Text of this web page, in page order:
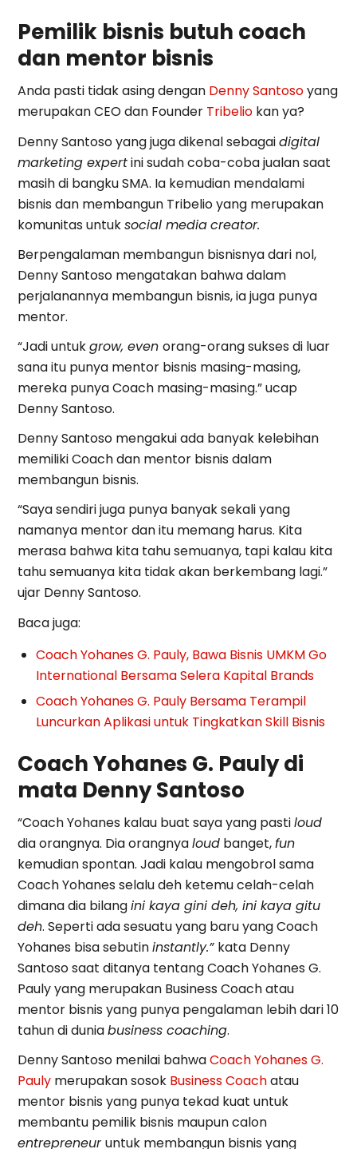
Pemilik bisnis butuh coach
dan mentor bisnis
Anda pasti tidak asing dengan Denny Santosoyang
merupakan CEO dan Founder Tribelio kan ya?
Denny Santoso yang juga dikenal sebagaidigital
marketing expertini sudah coba-coba jualan saat
masih di bangku SMA. Ia kemudian mendalami
bisnis dan membangun Tribelio yang merupakan
komunitas untuksocial mediacreator.
Berpengalaman membangun bisnisnya dari nol,
Denny Santoso mengatakan bahwa dalam
perjalanannya membangun bisnis, ia juga punya
mentor.
“Jadi untukgrow, evenorang-orang sukses di luar
sana itu punya mentor bisnis masing-masing,
mereka punya Coach masing-masing.” ucap
Denny Santoso.
Denny Santoso mengakui ada banyak kelebihan
memiliki Coach dan mentor bisnis dalam
membangun bisnis.
“Saya sendiri juga punya banyak sekali yang
namanya mentor dan itu memang harus. Kita
merasa bahwa kita tahu semuanya, tapi kalau kita
tahu semuanya kita tidak akan berkembang lagi.”
ujar Denny Santoso.
Baca juga:
Coach Yohanes G. Pauly, Bawa Bisnis UMKM Go
International Bersama Selera Kapital Brands
Coach Yohanes G. Pauly Bersama Terampil
Luncurkan Aplikasi untuk Tingkatkan Skill Bisnis
Coach Yohanes G. Pauly di
mata Denny Santoso
“Coach Yohanes kalau buat saya yang pastiloud
dia orangnya. Dia orangnyaloud banget,fun
kemudian spontan. Jadi kalau mengobrol sama
Coach Yohanes selalu deh ketemu celah-celah
dimana dia bilangini kaya gini deh, ini kaya gitu
deh. Seperti ada sesuatu yang baru yang Coach
Yohanes bisa sebutininstantly.” kata Denny
Santoso saat ditanya tentang Coach Yohanes G.
Pauly yang merupakan Business Coach atau
mentor bisnis yang punya pengalaman lebih dari 10
tahun di duniabusiness coaching.
Denny Santoso menilai bahwaCoach Yohanes G.
Pauly merupakan sosok Business Coachatau
mentor bisnis yang punya tekad kuat untuk
membantu pemilik bisnis maupun calon
entrepreneuruntuk membangun bisnis yang